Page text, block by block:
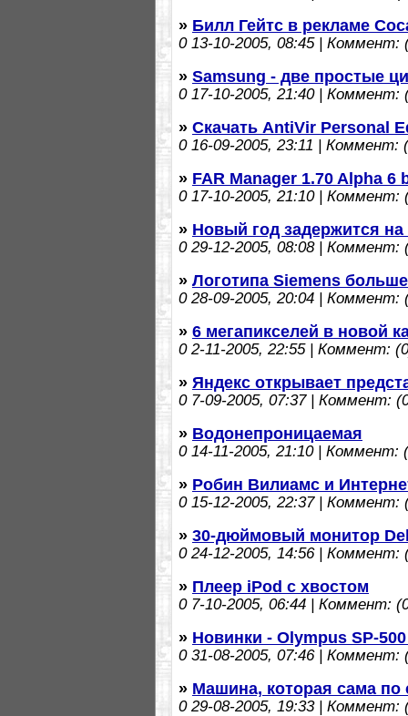
» Билл Гейтс в рекламе
013-10-2005, 08:45 | Коммент:
» Samsung - две простые
017-10-2005, 21:40 | Коммент:
» Скачать AntiVir Personal
016-09-2005, 23:11 | Коммент:
» FAR Manager 1.70 Alpha 6
017-10-2005, 21:10 | Коммент:
» Новый год задержится на
029-12-2005, 08:08 | Коммент:
» Логотипа Siemens
028-09-2005, 20:04 | Коммент:
» 6 мегапикселей в новой
02-11-2005, 22:55 | Коммент:
» Яндекс открывает
07-09-2005, 07:37 | Коммент:
» Водонепроницаемая
014-11-2005, 21:10 | Коммент:
» Робин Вилиамс и
015-12-2005, 22:37 | Коммент:
» 30-дюймовый монитор
024-12-2005, 14:56 | Коммент:
» Плеер iPod с хвостом
07-10-2005, 06:44 | Коммент:
» Новинки - Olympus SP-
031-08-2005, 07:46 | Коммент:
» Машина, которая сама по
029-08-2005, 19:33 | Коммент: